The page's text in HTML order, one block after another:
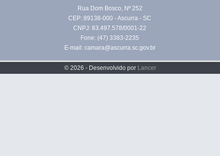
Rua Dom Bosco, Nº 252
CEP: 89138-000 - Ascurra - SC
CNPJ: 83.497.578/0001-22
Fone: (47) 3383-2235
E-mail: camara@ascurra.sc.gov.br
© 2026 - Desenvolvido por Lancer